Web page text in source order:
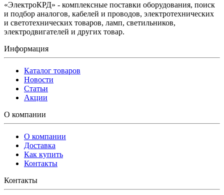
«ЭлектроКРД» - комплексные поставки оборудования, поиск
и подбор аналогов, кабелей и проводов, электротехнических
и светотехнических товаров, ламп, светильников,
электродвигателей и других товар.
Информация
Каталог товаров
Новости
Статьи
Акции
О компании
О компании
Доставка
Как купить
Контакты
Контакты